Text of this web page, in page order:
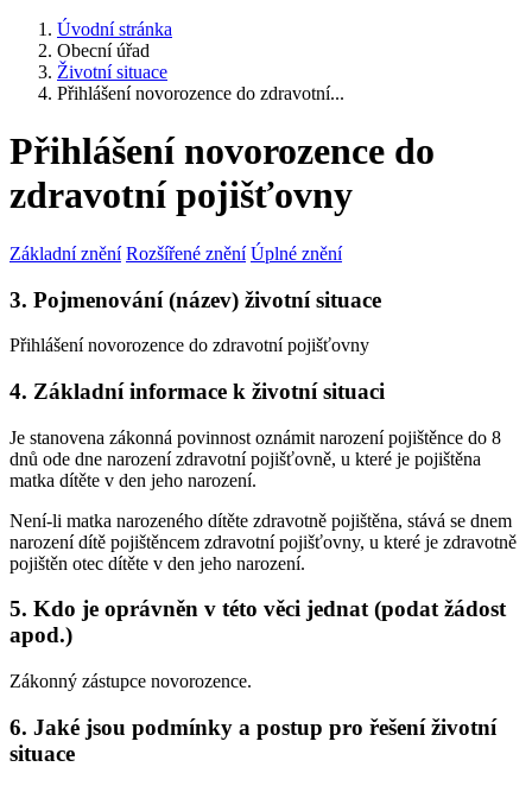
Úvodní stránka
Obecní úřad
Životní situace
Přihlášení novorozence do zdravotní...
Přihlášení novorozence do
zdravotní pojišťovny
Základní znění Rozšířené znění Úplné znění
3. Pojmenování (název) životní situace
Přihlášení novorozence do zdravotní pojišťovny
4. Základní informace k životní situaci
Je stanovena zákonná povinnost oznámit narození pojištěnce do 8
dnů ode dne narození zdravotní pojišťovně, u které je pojištěna
matka dítěte v den jeho narození.
Není-li matka narozeného dítěte zdravotně pojištěna, stává se dnem
narození dítě pojištěncem zdravotní pojišťovny, u které je zdravotně
pojištěn otec dítěte v den jeho narození.
5. Kdo je oprávněn v této věci jednat (podat žádost
apod.)
Zákonný zástupce novorozence.
6. Jaké jsou podmínky a postup pro řešení životní
situace